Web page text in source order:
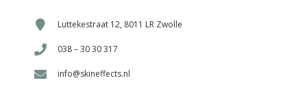
Luttekestraat 12, 8011 LR Zwolle
038 – 30 30 317
info@skineffects.nl